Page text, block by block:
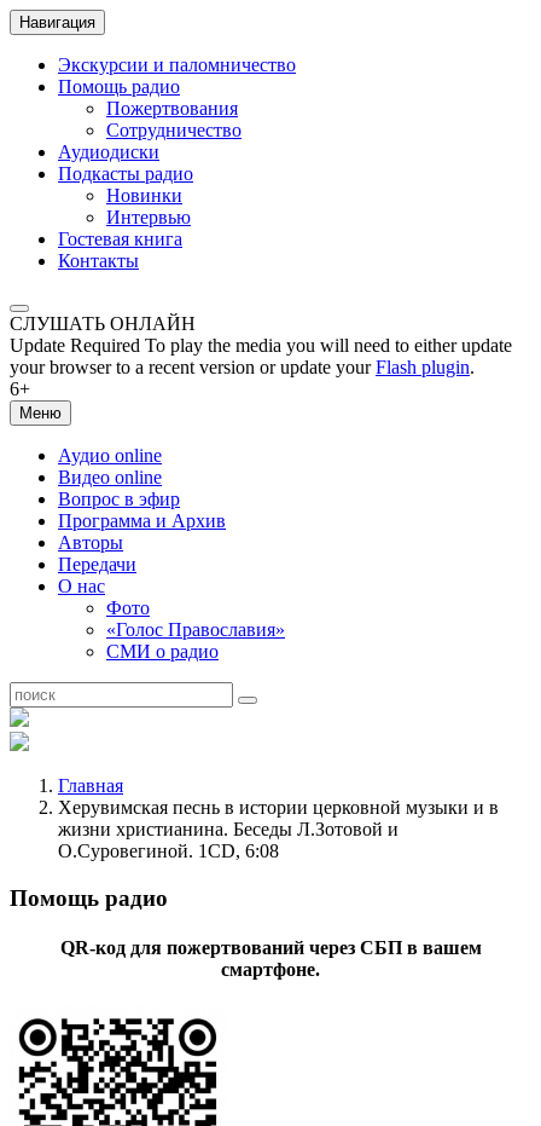
Навигация
Экскурсии и паломничество
Помощь радио
Пожертвования
Сотрудничество
Аудиодиски
Подкасты радио
Новинки
Интервью
Гостевая книга
Контакты
СЛУШАТЬ ОНЛАЙН
Update Required To play the media you will need to either update
your browser to a recent version or update yourFlash plugin.
6+
Меню
Аудио online
Видео online
Вопрос в эфир
Программа и Архив
Авторы
Передачи
О нас
Фото
«Голос Православия»
СМИ о радио
Главная
Херувимская песнь в истории церковной музыки и в
жизни христианина. Беседы Л.Зотовой и
О.Суровегиной. 1CD, 6:08
Помощь радио
QR-код для пожертвований через СБП в вашем
смартфоне.